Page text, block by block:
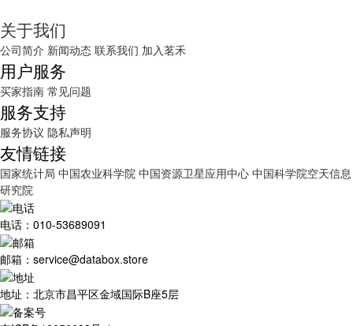
关于我们
公司简介 新闻动态 联系我们 加入茗禾
用户服务
买家指南 常见问题
服务支持
服务协议 隐私声明
友情链接
国家统计局 中国农业科学院 中国资源卫星应用中心 中国科学院空天信息
研究院
电话：010-53689091
邮箱：service@databox.store
地址：北京市昌平区金域国际B座5层